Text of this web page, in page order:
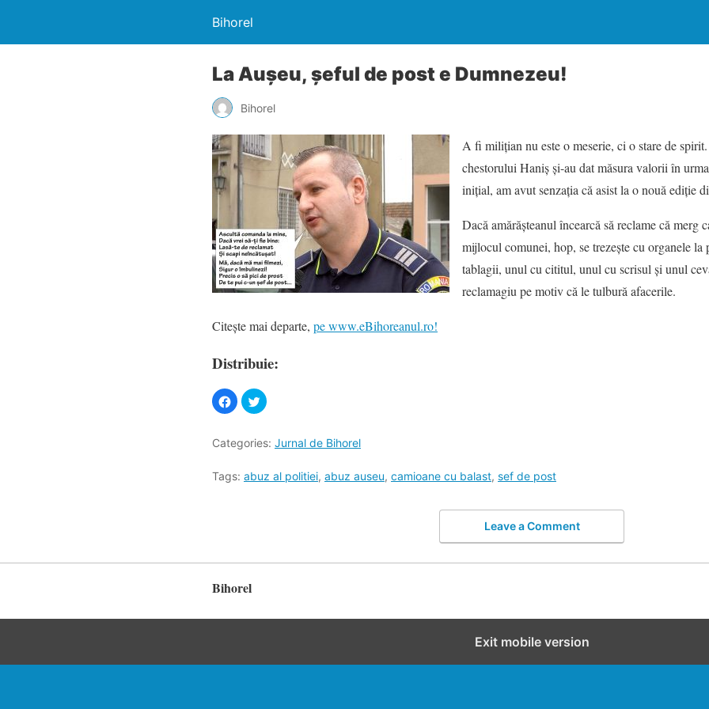
Bihorel
La Aușeu, șeful de post e Dumnezeu!
Bihorel
A fi milițian nu este o meserie, ci o stare de
chestorului Haniș și-au dat măsura valorii în
inițial, am avut senzația că asist la o nouă ediție
Dacă amărășteanul încearcă să reclame că merg
mijlocul comunei, hop, se trezește cu organele
tablagii, unul cu cititul, unul cu scrisul și unul
reclamagiu pe motiv că le tulbură afacerile.
Citește mai departe, pe www.eBihoreanul.ro!
Distribuie:
Categories: Jurnal de Bihorel
Tags: abuz al politiei, abuz auseu, camioane cu balast, sef de post
Leave a Comment
Bihorel
Exit mobile version